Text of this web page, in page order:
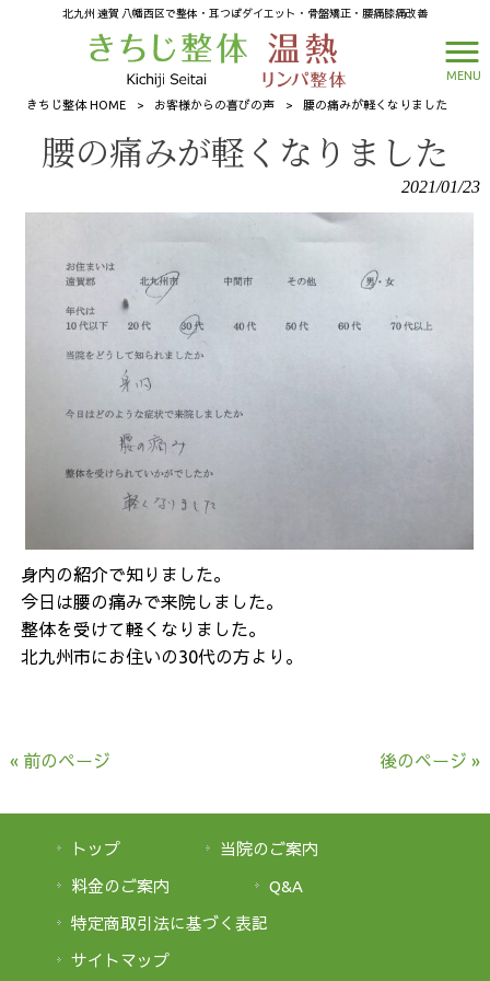
北九州 遠賀 八幡西区で整体・耳つぼダイエット・骨盤矯正・腰痛膝痛改善
MENU
きちじ整体 HOME > お客様からの喜びの声 > 腰の痛みが軽くなりました
腰の痛みが軽くなりました
2021/01/23
身内の紹介で知りました。
今日は腰の痛みで来院しました。
整体を受けて軽くなりました。
北九州市にお住いの30代の方より。
« 前のページ 後のページ »
トップ
当院のご案内
料金のご案内
Q&A
特定商取引法に基づく表記
サイトマップ